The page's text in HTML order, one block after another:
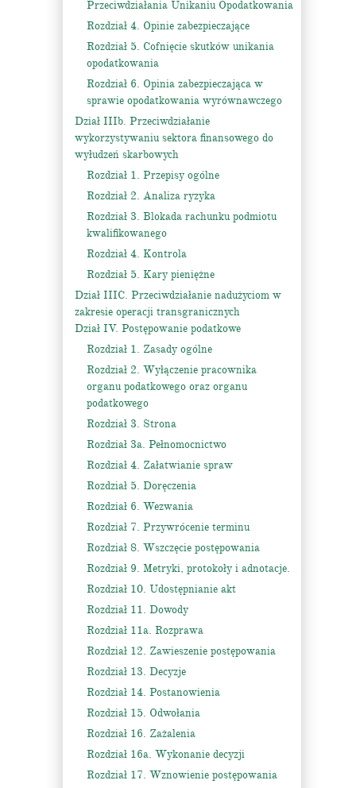
Przeciwdziałania Unikaniu Opodatkowania
Rozdział 4. Opinie zabezpieczające
Rozdział 5. Cofnięcie skutków unikania
opodatkowania
Rozdział 6. Opinia zabezpieczająca w
sprawie opodatkowania wyrównawczego
Dział IIIb. Przeciwdziałanie
wykorzystywaniu sektora finansowego do
wyłudzeń skarbowych
Rozdział 1. Przepisy ogólne
Rozdział 2. Analiza ryzyka
Rozdział 3. Blokada rachunku podmiotu
kwalifikowanego
Rozdział 4. Kontrola
Rozdział 5. Kary pieniężne
Dział IIIC. Przeciwdziałanie nadużyciom w
zakresie operacji transgranicznych
Dział IV. Postępowanie podatkowe
Rozdział 1. Zasady ogólne
Rozdział 2. Wyłączenie pracownika
organu podatkowego oraz organu
podatkowego
Rozdział 3. Strona
Rozdział 3a. Pełnomocnictwo
Rozdział 4. Załatwianie spraw
Rozdział 5. Doręczenia
Rozdział 6. Wezwania
Rozdział 7. Przywrócenie terminu
Rozdział 8. Wszczęcie postępowania
Rozdział 9. Metryki, protokoły i adnotacje.
Rozdział 10. Udostępnianie akt
Rozdział 11. Dowody
Rozdział 11a. Rozprawa
Rozdział 12. Zawieszenie postępowania
Rozdział 13. Decyzje
Rozdział 14. Postanowienia
Rozdział 15. Odwołania
Rozdział 16. Zażalenia
Rozdział 16a. Wykonanie decyzji
Rozdział 17. Wznowienie postępowania